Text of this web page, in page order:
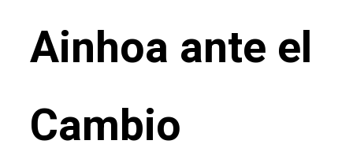
Ainhoa ante el
Cambio